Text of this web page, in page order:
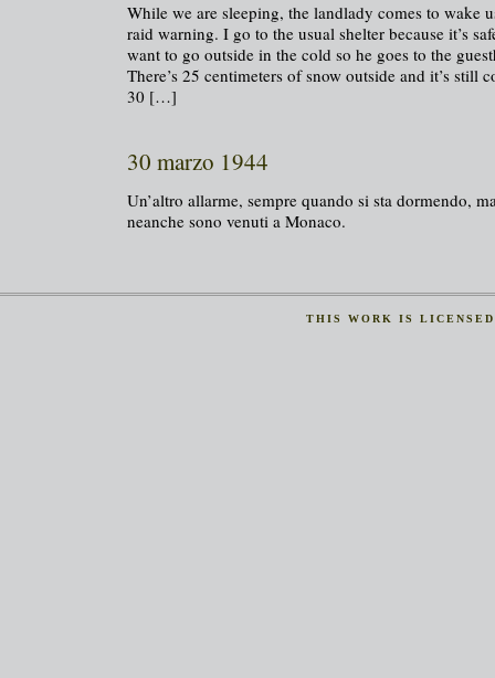
While we are sleeping, the landlady comes to wake
raid warning. I go to the usual shelter because it’s
want to go outside in the cold so he goes to the
There’s 25 centimeters of snow outside and it’s still
30 […]
30 marzo 1944
Un’altro allarme, sempre quando si sta dormendo,
neanche sono venuti a Monaco.
THIS WORK IS